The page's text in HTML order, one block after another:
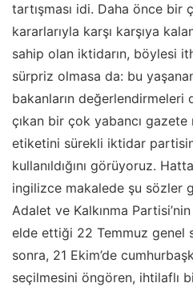
tartışması idi. Daha önce bir
kararlarıyla karşı karşıya
sahip olan iktidarın, böylesi
sürpriz olmasa da: bu
bakanların
çıkan bir çok yabancı gazete
etiketini sürekli iktidar
kullanıldığını görüyoruz.
ingilizce makalede şu sözler
Adalet ve Kalkınma
elde ettiği 22 Temmuz genel
sonra, 21 Ekim’de
seçilmesini öngören, ihtilaflı